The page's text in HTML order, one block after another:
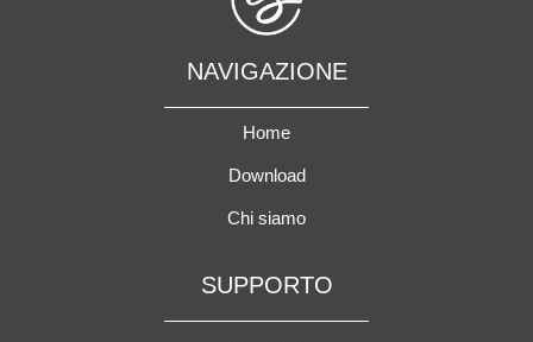
NAVIGAZIONE
Home
Download
Chi siamo
SUPPORTO